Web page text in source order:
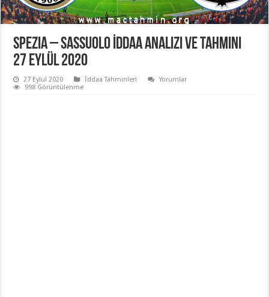
Spezia – Sassuolo İddaa Analizi ve Tahmini
27 Eylül 2020
27 Eylül 2020 İddaa Tahminleri
Yorumlar
998 Görüntülenme